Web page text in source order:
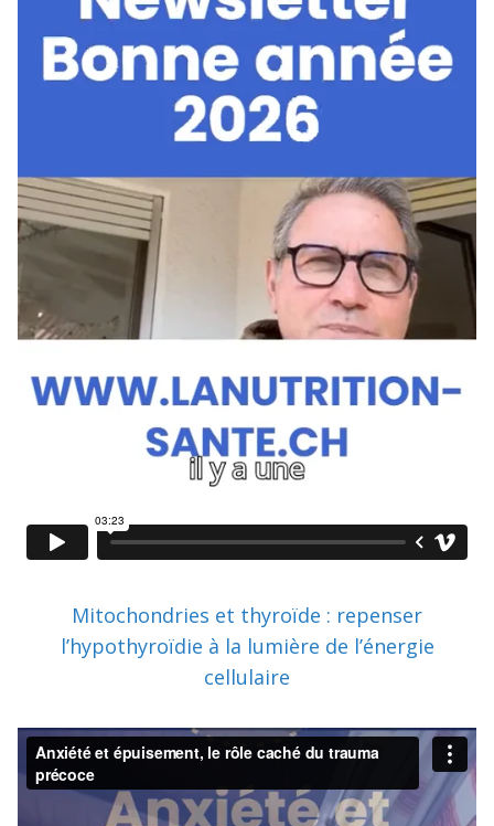
Mitochondries et thyroïde : repenser
l’hypothyroïdie à la lumière de l’énergie
cellulaire